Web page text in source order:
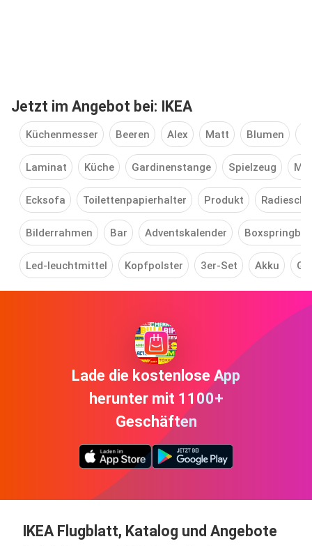
Jetzt im Angebot bei: IKEA
Küchenmesser Beeren Alex Matt Blumen
Laminat Küche Gardinenstange Spielzeug
Ecksofa Toilettenpapierhalter Produkt
Bilderrahmen Bar Adventskalender
Led-leuchtmittel Kopfpolster 3er-Set Akku
Lade die kostenlose App
herunter mit 1100+
Geschäften
IKEA Flugblatt, Katalog und Angebote